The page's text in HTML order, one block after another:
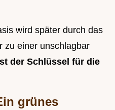
wird später durch das
zu einer unschlagbar
der Schlüssel für die
grünes